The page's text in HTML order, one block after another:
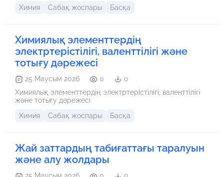
Химия
Сабақ жоспары Басқа
Химиялық элементтердің
электртерістілігі, валенттілігі және
тотығу дәрежесі
25 Маусым 2026 0
0
Химиялық элементтердің электртерістілігі, валенттілігі
және тотығу дәрежесі
Химия
Сабақ жоспары Басқа
Жай заттардың табиғаттағы таралуын
және алу жолдары